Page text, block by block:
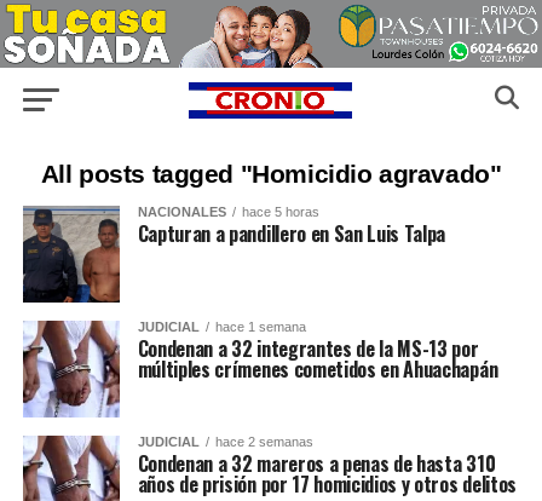
All posts tagged "Homicidio agravado"
NACIONALES hace 5 horas
Capturan a pandillero en San Luis Talpa
JUDICIAL hace 1 semana
Condenan a 32 integrantes de la MS-13 por
múltiples crímenes cometidos en Ahuachapán
JUDICIAL hace 2 semanas
Condenan a 32 mareros a penas de hasta 310
años de prisión por 17 homicidios y otros delitos